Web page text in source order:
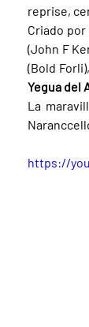
reprise,
Criado por
(John F
(Bold
Yegua del
La
https://